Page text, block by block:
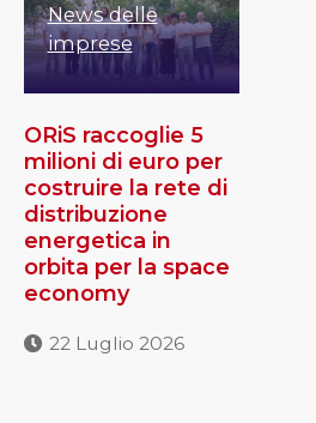
News delle
imprese
ORiS raccoglie 5
milioni di euro per
costruire la rete di
distribuzione
energetica in
orbita per la space
economy
22 Luglio 2026